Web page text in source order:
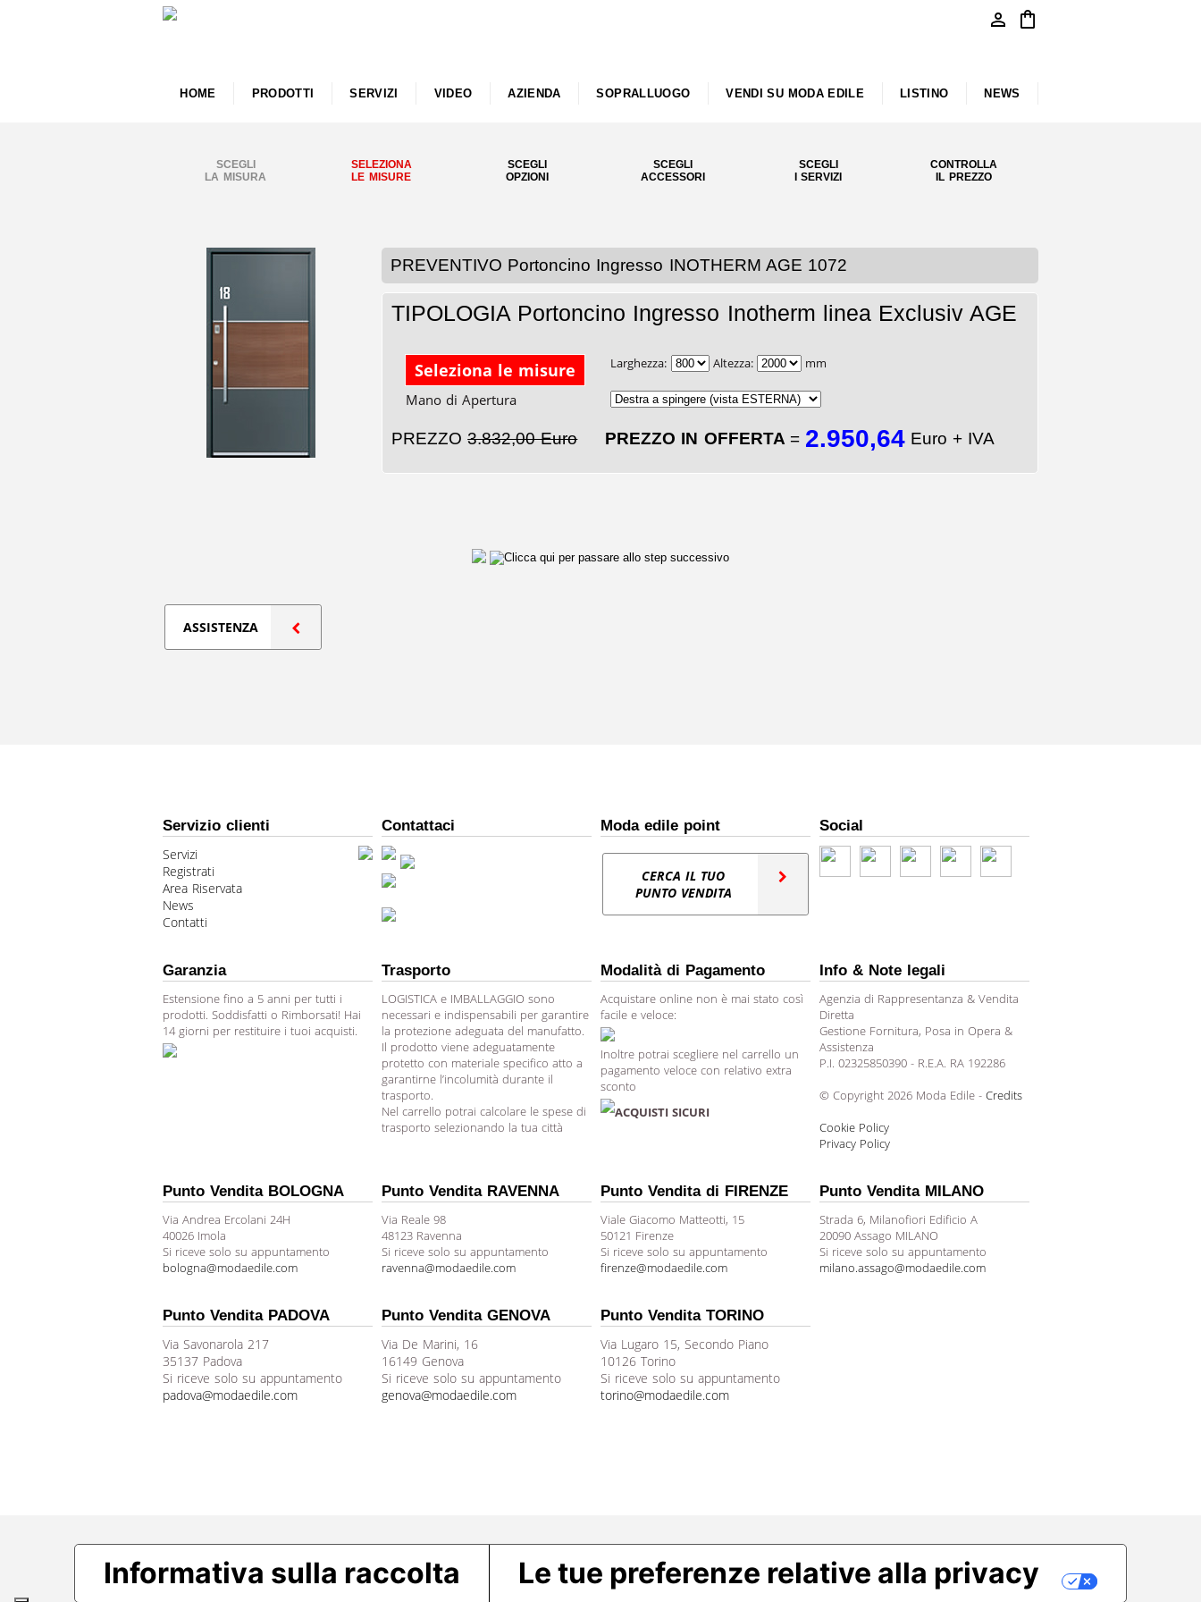
person shopping_bag
HOME PRODOTTI SERVIZI VIDEO AZIENDA SOPRALLUOGO VENDI SU MODA EDILE LISTINO NEWS
SCEGLI
LA MISURA
SELEZIONA
LE MISURE
SCEGLI
OPZIONI
SCEGLI
ACCESSORI
SCEGLI
I SERVIZI
CONTROLLA
IL PREZZO
PREVENTIVO Portoncino Ingresso INOTHERM AGE 1072
TIPOLOGIA Portoncino Ingresso Inotherm linea Exclusiv AGE
Seleziona le misure Larghezza: Altezza: mm
Mano di Apertura
PREZZO3.832,00 Euro PREZZO IN OFFERTA = 2.950,64Euro + IVA
ASSISTENZA
Servizio clienti
Servizi
Registrati
Area Riservata
News
Contatti
Contattaci Moda edile point
CERCA IL TUO
PUNTO VENDITA
Social
Garanzia
Estensione fino a 5 anni per tutti i
prodotti. Soddisfatti o Rimborsati! Hai
14 giorni per restituire i tuoi acquisti.
Trasporto
LOGISTICA e IMBALLAGGIO sono
necessari e indispensabili per garantire
la protezione adeguata del manufatto.
Il prodotto viene adeguatamente
protetto con materiale specifico atto a
garantirne l’incolumità durante il
trasporto.
Nel carrello potrai calcolare le spese di
trasporto selezionando la tua città
Modalità di Pagamento
Acquistare online non è mai stato così
facile e veloce:
Inoltre potrai scegliere nel carrello un
pagamento veloce con relativo extra
sconto
ACQUISTI SICURI
Info & Note legali
Agenzia di Rappresentanza & Vendita
Diretta
Gestione Fornitura, Posa in Opera &
Assistenza
P.I. 02325850390 - R.E.A. RA 192286
© Copyright 2026 Moda Edile - Credits
Cookie Policy
Privacy Policy
Punto Vendita BOLOGNA
Via Andrea Ercolani 24H
40026 Imola
Si riceve solo su appuntamento
bologna@modaedile.com
Punto Vendita RAVENNA
Via Reale 98
48123 Ravenna
Si riceve solo su appuntamento
ravenna@modaedile.com
Punto Vendita di FIRENZE
Viale Giacomo Matteotti, 15
50121 Firenze
Si riceve solo su appuntamento
firenze@modaedile.com
Punto Vendita MILANO
Strada 6, Milanofiori Edificio A
20090 Assago MILANO
Si riceve solo su appuntamento
milano.assago@modaedile.com
Punto Vendita PADOVA
Via Savonarola 217
35137 Padova
Si riceve solo su appuntamento
padova@modaedile.com
Punto Vendita GENOVA
Via De Marini, 16
16149 Genova
Si riceve solo su appuntamento
genova@modaedile.com
Punto Vendita TORINO
Via Lugaro 15, Secondo Piano
10126 Torino
Si riceve solo su appuntamento
torino@modaedile.com
Informativa sulla raccolta Le tue preferenze relative alla privacy